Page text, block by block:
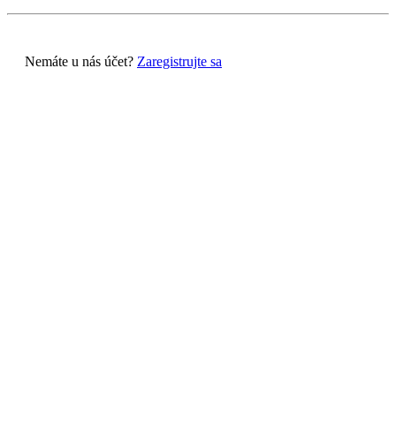
Nemáte u nás účet? Zaregistrujte sa